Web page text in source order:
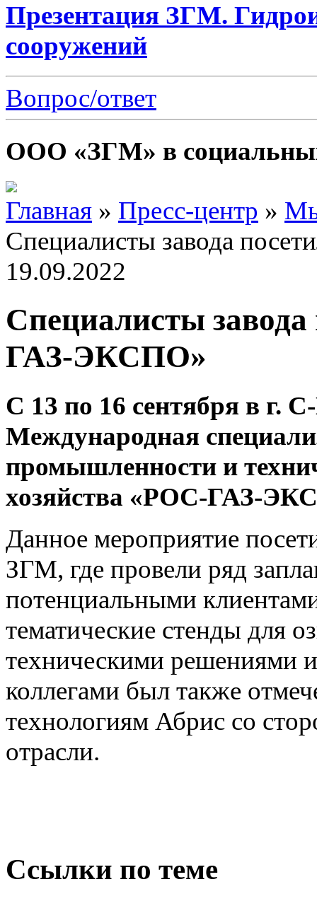
Презентация ЗГМ.
сооружений
Вопрос/ответ
ООО «ЗГМ» в
Главная » Пресс-центр »
Специалисты завода
19.09.2022
Специалисты
ГАЗ-ЭКСПО»
С 13 по 16 сентября в г.
Международная
промышленности и
хозяйства «РОС-ГАЗ-
Данное мероприятие
ЗГМ, где провели ряд
потенциальными
тематические стенды для
техническими решениями
коллегами был также
технологиям Абрис со
отрасли.
Ссылки по теме